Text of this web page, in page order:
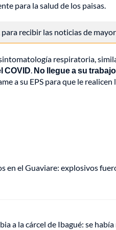
para la salud de los paisas.
para recibir las noticias de
respiratoria,
COVID. No llegue a su
a su EPS para que le
en el Guaviare: explosivos
a la cárcel de Ibagué: se